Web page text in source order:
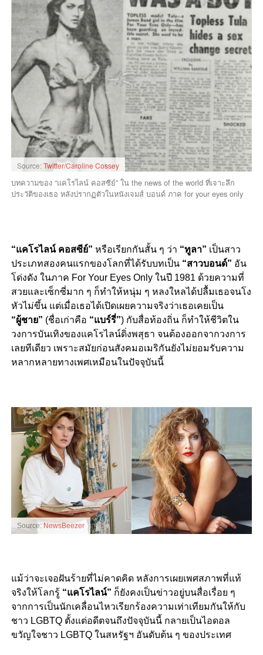
Source:Twitter/Caroline Cossey
บทความของ “แคโรไลน์ คอสซีย์” ใน the news of the world ที่เจาะลึก
ประวัติของเธอ หลังปรากฏตัวในหนังเจมส์ บอนด์ ภาค for your eyes only
“แคโรไลน์ คอสซีย์” หรือเรียกกันสั้น ๆ ว่า “ทูลา” เป็นสาว
ประเภทสองคนแรกของโลกที่ได้รับบทเป็น “สาวบอนด์” อัน
โด่งดัง ในภาค For Your Eyes Only ในปี 1981 ด้วยความที่
สวยและเซ็กซี่มาก ๆ ก็ทำให้หนุ่ม ๆ หลงใหลได้ปลื้มเธอจนโง
หัวไม่ขึ้น แต่เมื่อเธอได้เปิดเผยความจริงว่าเธอเคยเป็น
“ผู้ชาย” (ชื่อเก่าคือ “แบร์รี่”) กับสื่อท้องถิ่น ก็ทำให้ชีวิตใน
วงการบันเทิงของแคโรไลน์ดิ่งพสุธา จนต้องออกจากวงการ
เลยทีเดียว เพราะสมัยก่อนสังคมอเมริกันยังไม่ยอมรับความ
หลากหลายทางเพศเหมือนในปัจจุบันนี้
Source: NewsBeezer
แม้ว่าจะเจอฝันร้ายที่ไม่คาดคิด หลังการเผยเพศสภาพที่แท้
จริงให้โลกรู้ “แคโรไลน์” ก็ยังคงเป็นข่าวอยู่บนสื่อเรื่อย ๆ
จากการเป็นนักเคลื่อนไหวเรียกร้องความเท่าเทียมกันให้กับ
ชาว LGBTQ ตั้งแต่อดีตจนถึงปัจจุบันนี้ กลายเป็นไอดอล
ขวัญใจชาว LGBTQ ในสหรัฐฯ อันดับต้น ๆ ของประเทศ